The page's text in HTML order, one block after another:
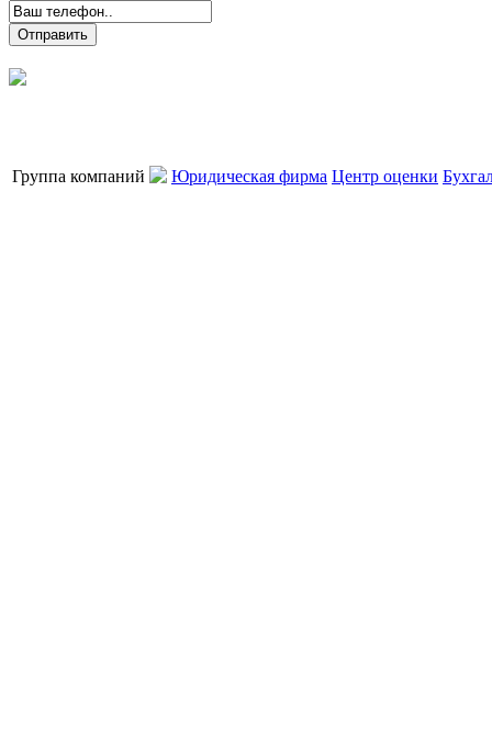
Группа компаний Юридическая фирма Центр оценки